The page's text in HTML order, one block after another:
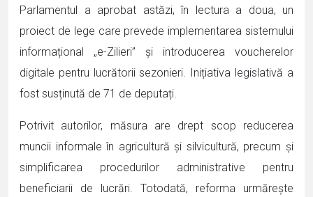
Parlamentul a aprobat astăzi, în lectura a doua, un
proiect de lege care prevede implementarea sistemului
informațional „e-Zilieri” și introducerea voucherelor
digitale pentru lucrătorii sezonieri. Inițiativa legislativă a
fost susținută de 71 de deputați.
Potrivit autorilor, măsura are drept scop reducerea
muncii informale în agricultură și silvicultură, precum și
simplificarea procedurilor administrative pentru
beneficiarii de lucrări. Totodată, reforma urmărește